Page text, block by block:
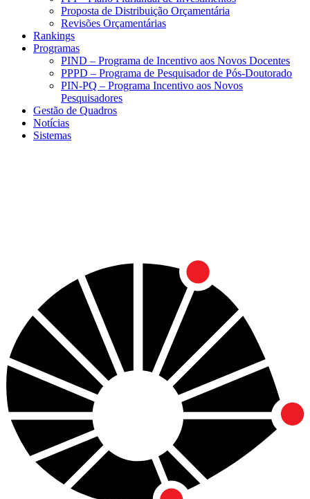
Proposta de Distribuição Orçamentária
Revisões Orçamentárias
Rankings
Programas
PIND – Programa de Incentivo aos Novos Docentes
PPPD – Programa de Pesquisador de Pós-Doutorado
PIN-PQ – Programa Incentivo aos Novos
Pesquisadores
Gestão de Quadros
Notícias
Sistemas